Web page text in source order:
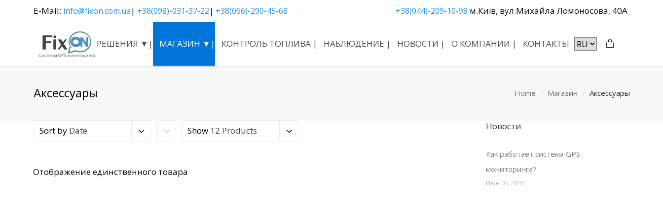
E-Mail: info@fixon.com.ua| +38(098)-031-37-22| +38(066)-290-45-68 +38(044)-209-10-98 м.Київ, вул.Михайла Ломоносова, 40А
РЕШЕНИЯ ▼| МАГАЗИН ▼| КОНТРОЛЬ ТОПЛИВА | НАБЛЮДЕНИЕ | НОВОСТИ | О КОМПАНИИ | КОНТАКТЫ
Аксессуары Home Магазин Аксессуары
Sort by Date Show 12 Products
Отображение единственного товара
Новости
Как работает система GPS
мониторинга?
Июн 03, 2015